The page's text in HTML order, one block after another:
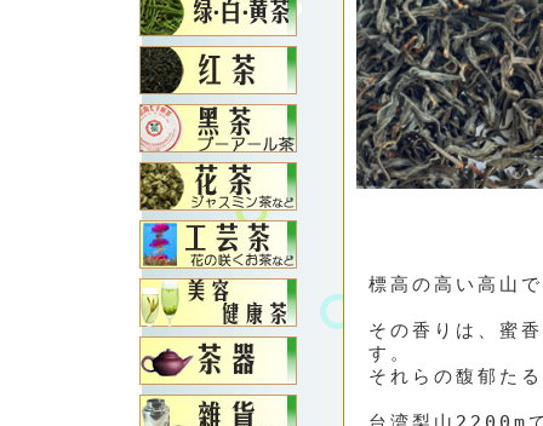
標高の高い高山
その香りは、蜜
す。
それらの馥郁た